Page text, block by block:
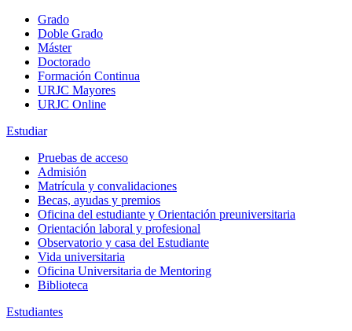
Grado
Doble Grado
Máster
Doctorado
Formación Continua
URJC Mayores
URJC Online
Estudiar
Pruebas de acceso
Admisión
Matrícula y convalidaciones
Becas, ayudas y premios
Oficina del estudiante y Orientación preuniversitaria
Orientación laboral y profesional
Observatorio y casa del Estudiante
Vida universitaria
Oficina Universitaria de Mentoring
Biblioteca
Estudiantes